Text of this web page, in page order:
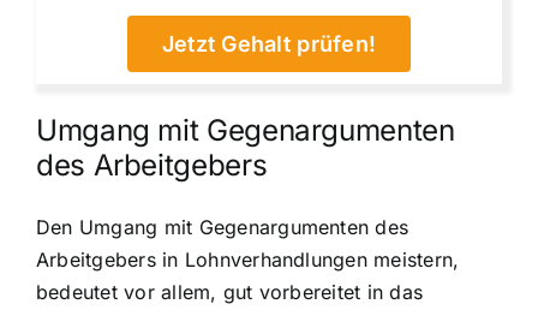
Jetzt Gehalt prüfen!
Umgang mit Gegenargumenten
des Arbeitgebers
Den Umgang mit Gegenargumenten des
Arbeitgebers in Lohnverhandlungen meistern,
bedeutet vor allem, gut vorbereitet in das